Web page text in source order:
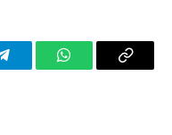
TelegramWhatsAppCopy